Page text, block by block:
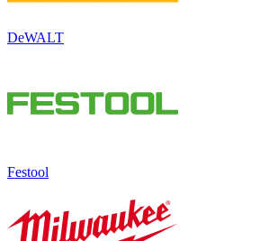
DeWALT
Festool